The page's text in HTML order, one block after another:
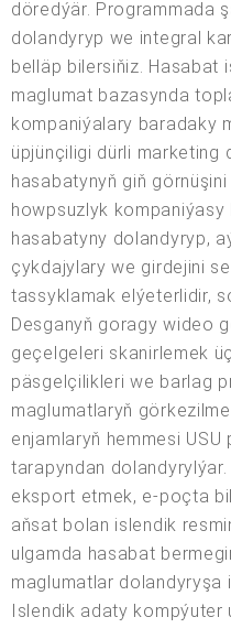
döredýär. Programmada
dolandyryp we integral
belläp bilersiňiz. Hasabat
maglumat bazasynda
kompaniýalary baradaky
üpjünçiligi dürli marketing
hasabatynyň giň
howpsuzlyk
hasabatyny dolandyryp,
çykdajylary we girdejini
tassyklamak elýeterlidir,
Desganyň goragy wideo
geçelgeleri skanirlemek
päsgelçilikleri we barlag
maglumatlaryň
enjamlaryň hemmesi
tarapyndan
eksport etmek, e-poçta
aňsat bolan islendik
ulgamda hasabat
maglumatlar dolandyryşa
Islendik adaty kompýuter